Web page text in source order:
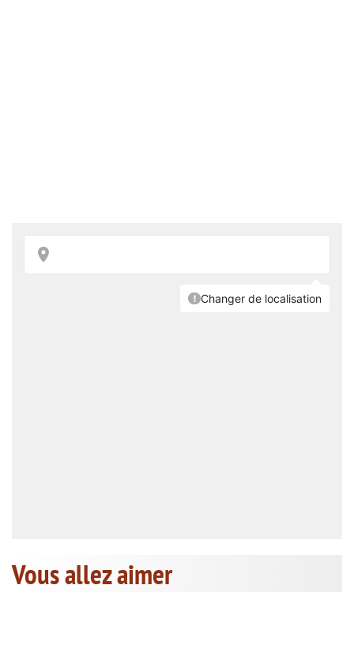
Vous allez aimer